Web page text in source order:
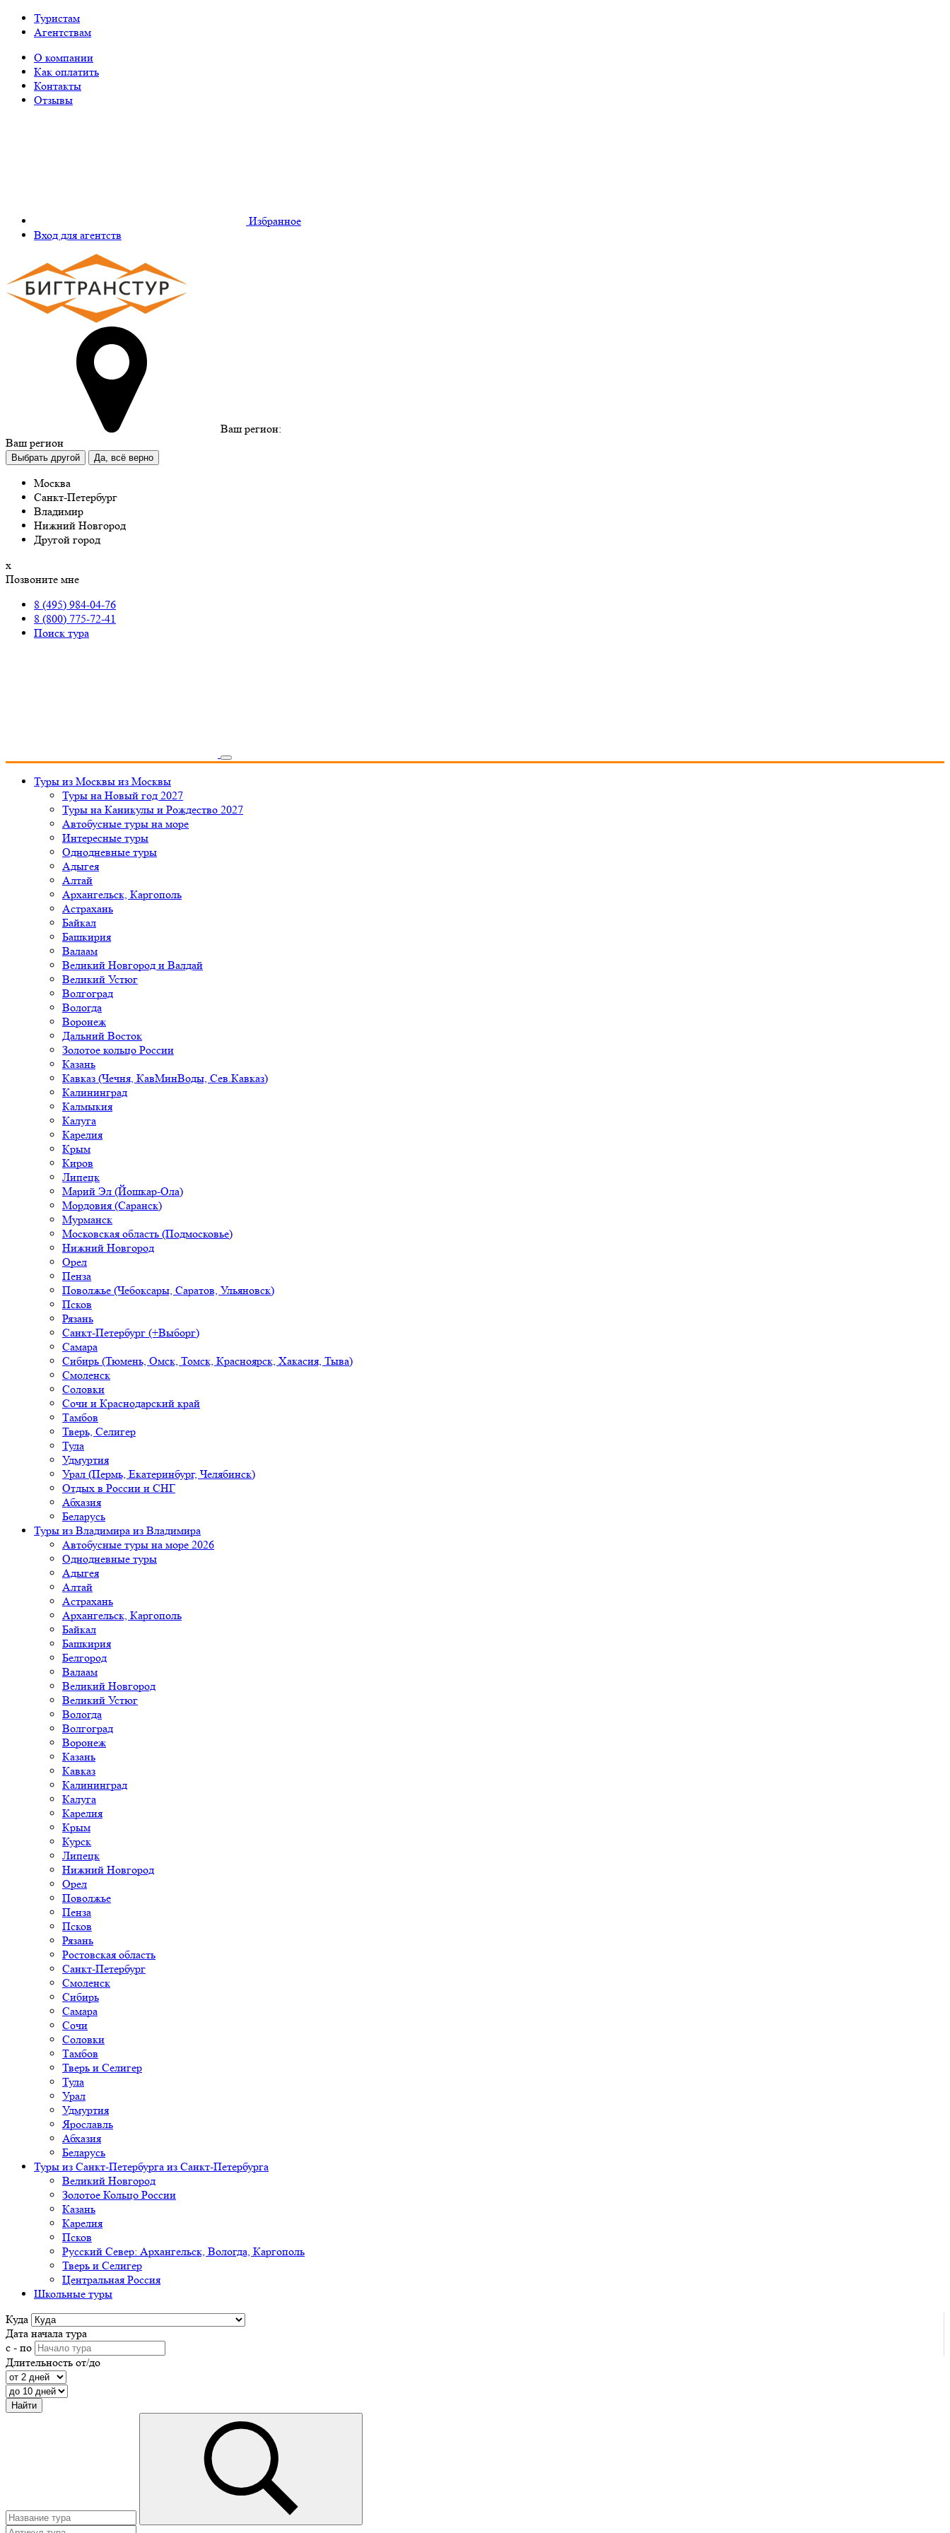
Туристам
Агентствам
О компании
Как оплатить
Контакты
Отзывы
Избранное
Вход для агентств
Ваш регион:
Ваш регион
Выбрать другой Да, всё верно
Москва
Санкт-Петербург
Владимир
Нижний Новгород
Другой город
х
Позвоните мне
8 (495) 984-04-76
8 (800) 775-72-41
Поиск тура
Туры из Москвы из Москвы
Туры на Новый год 2027
Туры на Каникулы и Рождество 2027
Автобусные туры на море
Интересные туры
Однодневные туры
Адыгея
Алтай
Архангельск, Каргополь
Астрахань
Байкал
Башкирия
Валаам
Великий Новгород и Валдай
Великий Устюг
Волгоград
Вологда
Воронеж
Дальний Восток
Золотое кольцо России
Казань
Кавказ (Чечня, КавМинВоды, Сев.Кавказ)
Калининград
Калмыкия
Калуга
Карелия
Крым
Киров
Липецк
Марий Эл (Йошкар-Ола)
Мордовия (Саранск)
Мурманск
Московская область (Подмосковье)
Нижний Новгород
Орел
Пенза
Поволжье (Чебоксары, Саратов, Ульяновск)
Псков
Рязань
Санкт-Петербург (+Выборг)
Самара
Сибирь (Тюмень, Омск, Томск, Красноярск, Хакасия, Тыва)
Смоленск
Соловки
Сочи и Краснодарский край
Тамбов
Тверь, Селигер
Тула
Удмуртия
Урал (Пермь, Екатеринбург, Челябинск)
Отдых в России и СНГ
Абхазия
Беларусь
Туры из Владимира из Владимира
Автобусные туры на море 2026
Однодневные туры
Адыгея
Алтай
Астрахань
Архангельск, Каргополь
Байкал
Башкирия
Белгород
Валаам
Великий Новгород
Великий Устюг
Вологда
Волгоград
Воронеж
Казань
Кавказ
Калининград
Калуга
Карелия
Крым
Курск
Липецк
Нижний Новгород
Орел
Поволжье
Пенза
Псков
Рязань
Ростовская область
Санкт-Петербург
Смоленск
Сибирь
Самара
Сочи
Соловки
Тамбов
Тверь и Селигер
Тула
Урал
Удмуртия
Ярославль
Абхазия
Беларусь
Туры из Санкт-Петербурга из Санкт-Петербурга
Великий Новгород
Золотое Кольцо России
Казань
Карелия
Псков
Русский Север: Архангельск, Вологда, Каргополь
Тверь и Селигер
Центральная Россия
Школьные туры
Куда
Дата начала тура
с - по
Длительность от/до